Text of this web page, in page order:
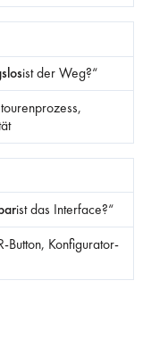
ist der Weg?“
ist das Interface?“
Button, Konfigurator-